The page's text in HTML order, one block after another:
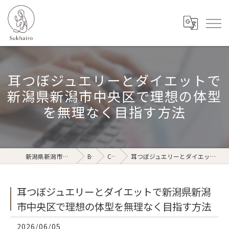
耳つぼジュエリーとダイエットで
新潟県新潟市中央区で理想の体型
を無理なく目指す方法
新潟県新潟市のリラクゼーションならSukhairo Blog Column 耳つぼジュエリーとダイエットで新潟県新潟市中央区で理想の体型を無理なく目指す方法
耳つぼジュエリーとダイエットで新潟県新潟
市中央区で理想の体型を無理なく目指す方法
2026/06/05